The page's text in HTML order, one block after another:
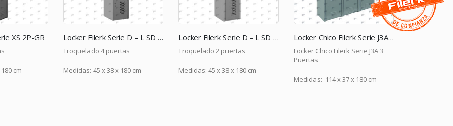
Locker Filerk Serie D – L SD 4GR
4 puertas
45 x 38 x 180 cm
Locker Filerk Serie D – L SD 2GR
Troquelado 2 puertas
Medidas: 45 x 38 x 180 cm
Locker Chico Filerk Serie J3A 3 Puertas
Locker Chico Filerk Serie J3A 3
Medidas: 114 x 37 x 180 cm
Locker Filerk Serie A 4P-GR
Metálico 4 puertas